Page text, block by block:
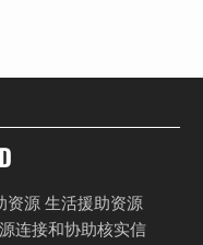
资源 生活援助资源
连接和协助核实信